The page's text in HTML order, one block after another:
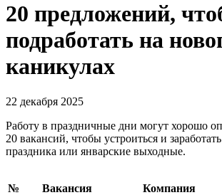
20 предложений,
подработать на
каникулах
22 декабря 2025
Работу в праздничные дни могут хорошо
20 вакансий, чтобы устроиться и
праздника или январские выходные.
№ Вакансия Компания